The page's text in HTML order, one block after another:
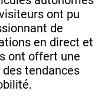
ont pu
de
en direct et
ont offert une
tendances